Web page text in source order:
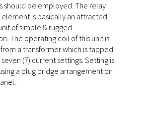
should be employed. The relay
element is basically an attracted
of simple & rugged
The operating coil of this unit is
a transformer which is tapped
(7) current settings. Setting is
a plug bridge arrangement on